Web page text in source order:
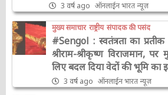
3 वर्ष ago ऑनलाईन भारत न्यूज़
मुख्य समाचार राष्ट्रीय संपादक की पसंद
#Sengol : स्वतंत्रता का
श्रीराम-श्रीकृष्ण विराजमान,
लिए बदल दिया वेदों की भूमि का
3 वर्ष ago ऑनलाईन भारत न्यूज़